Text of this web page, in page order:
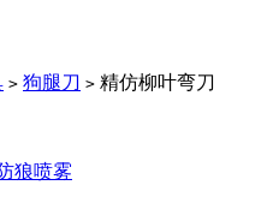
> 狗腿刀 > 精仿柳叶弯刀
狼喷雾